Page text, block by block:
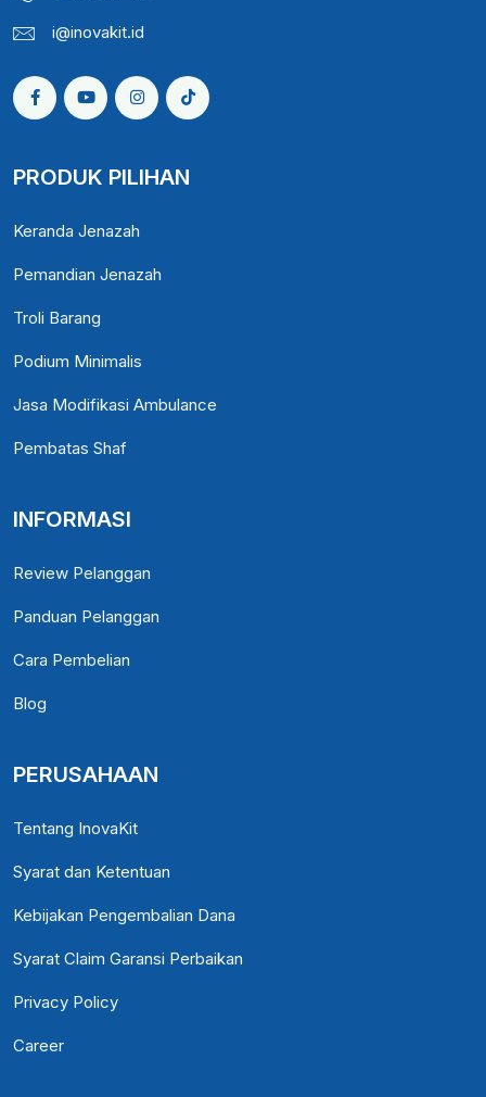
i@inovakit.id
PRODUK PILIHAN
Keranda Jenazah
Pemandian Jenazah
Troli Barang
Podium Minimalis
Jasa Modifikasi Ambulance
Pembatas Shaf
INFORMASI
Review Pelanggan
Panduan Pelanggan
Cara Pembelian
Blog
PERUSAHAAN
Tentang InovaKit
Syarat dan Ketentuan
Kebijakan Pengembalian Dana
Syarat Claim Garansi Perbaikan
Privacy Policy
Career